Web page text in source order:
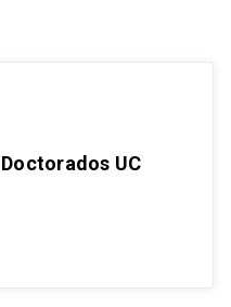
UC